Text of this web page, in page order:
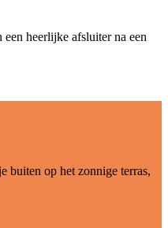
heerlijke afsluiter na een
buiten op het zonnige terras,